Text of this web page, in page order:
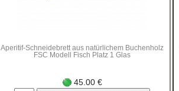
Aperitif-Schneidebrett aus natürlichem Buchenholz
FSC Modell Fisch Platz 1 Glas
45.00 €